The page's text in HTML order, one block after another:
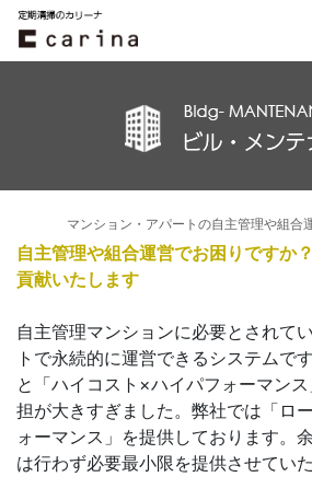
マンション・アパートの自主管理や組合
自主管理や組合運営でお困りですか
貢献いたします
自主管理マンションに必要とされて
トで永続的に運営できるシステムで
と「ハイコスト×ハイパフォーマン
担が大きすぎました。弊社では「ロ
ォーマンス」を提供しております。
は行わず必要最小限を提供させてい